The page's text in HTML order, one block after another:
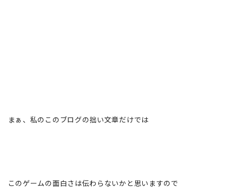
まぁ、私のこのブログの拙い文章だけでは
このゲームの面白さは伝わらないかと思いますので